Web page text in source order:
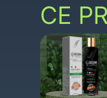
CE